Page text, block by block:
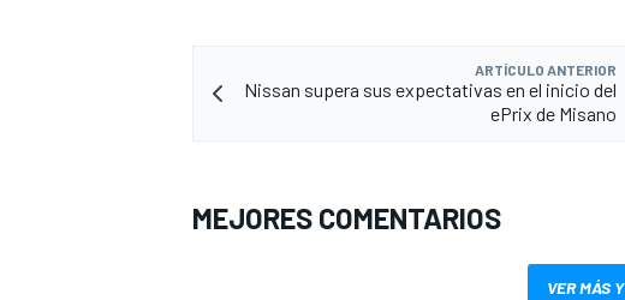
ARTÍCULO ANTERIOR
Nissan supera sus expectativas en el inicio del
ePrix de Misano
MEJORES COMENTARIOS
VER MÁS